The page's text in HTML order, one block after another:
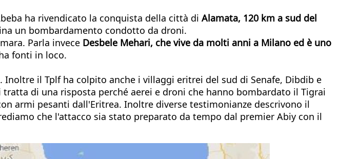
ha rivendicato la conquista della città di Alamata, 120 km a sud del
un bombardamento condotto da droni.
Parla invece Desbele Mehari, che vive da molti anni a Milano ed è uno
fonti in loco.
il Tplf ha colpito anche i villaggi eritrei del sud di Senafe, Dibdib e
di una risposta perché aerei e droni che hanno bombardato il Tigrai
armi pesanti dall'Eritrea. Inoltre diverse testimonianze descrivono il
che l'attacco sia stato preparato da tempo dal premier Abiy con il